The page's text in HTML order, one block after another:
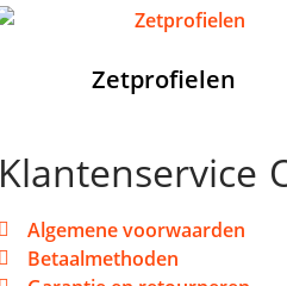
Zetprofielen
Klantenservice
Algemene voorwaarden
Betaalmethoden